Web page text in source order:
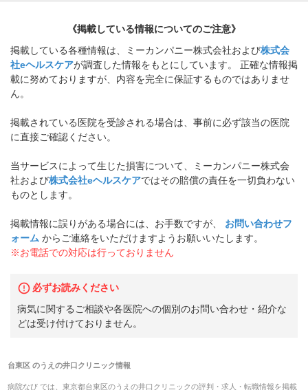
《掲載している情報についてのご注意》
掲載している各種情報は、ミーカンパニー株式会社および株式会
社eヘルスケアが調査した情報をもとにしています。 正確な情報掲
載に努めておりますが、内容を完全に保証するものではありませ
ん。
掲載されている医院を受診される場合は、事前に必ず該当の医院
に直接ご確認ください。
当サービスによって生じた損害について、ミーカンパニー株式会
社および株式会社eヘルスケアではその賠償の責任を一切負わない
ものとします。
掲載情報に誤りがある場合には、お手数ですが、
お問い合わせフ
ォーム からご連絡をいただけますようお願いいたします。
※お電話での対応は行っておりません
必ずお読みください
病気に関するご相談や各医院への個別のお問い合わせ・紹介な
どは受け付けておりません。
台東区のうえの井口クリニック情報
病院なび では、 東京都台東区のうえの井口クリニックの評判・求人・転職情報を掲載